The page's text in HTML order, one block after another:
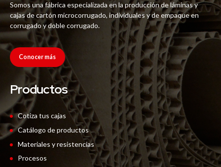
Somos una fábrica especializada en la producción de láminas y
cajas de cartón microcorrugado, individuales y de empaque en
corrugado y doble corrugado.
Conocer más
Productos
Cotiza tus cajas
Catálogo de productos
Materiales y resistencias
Procesos